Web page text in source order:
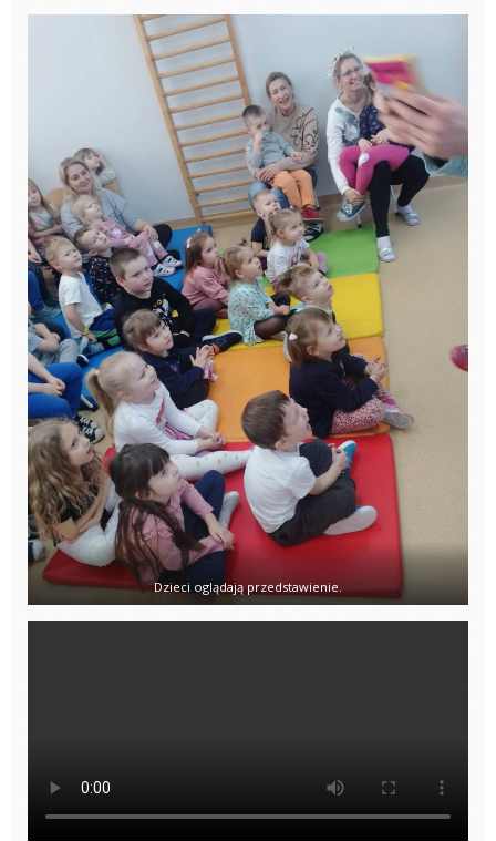
Dzieci oglądają przedstawienie.